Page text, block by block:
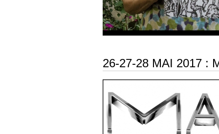
26-27-28 MAI 2017 :